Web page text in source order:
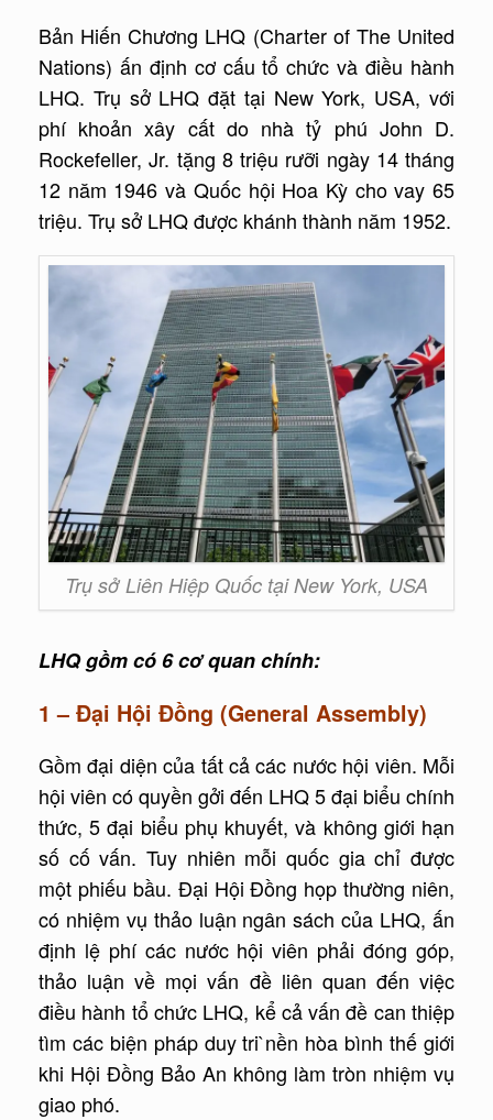
Bản Hiến Chương LHQ (Charter of The United
Nations) ấn định cơ cấu tổ chức và điều hành
LHQ. Trụ sở LHQ đặt tại New York, USA, với
phí khoản xây cất do nhà tỷ phú John D.
Rockefeller, Jr. tặng 8 triệu rưỡi ngày 14 tháng
12 năm 1946 và Quốc hội Hoa Kỳ cho vay 65
triệu. Trụ sở LHQ được khánh thành năm 1952.
Trụ sở Liên Hiệp Quốc tại New York, USA
LHQ gồm có 6 cơ quan chính:
1 – Đại Hội Đồng (General Assembly)
Gồm đại diện của tất cả các nước hội viên. Mỗi
hội viên có quyền gởi đến LHQ 5 đại biểu chính
thức, 5 đại biểu phụ khuyết, và không giới hạn
số cố vấn. Tuy nhiên mỗi quốc gia chỉ được
một phiếu bầu. Đại Hội Đồng họp thường niên,
có nhiệm vụ thảo luận ngân sách của LHQ, ấn
định lệ phí các nước hội viên phải đóng góp,
thảo luận về mọi vấn đề liên quan đến việc
điều hành tổ chức LHQ, kể cả vấn đề can thiệp
tìm các biện pháp duy tri`nền hòa bình thế giới
khi Hội Đồng Bảo An không làm tròn nhiệm vụ
giao phó.